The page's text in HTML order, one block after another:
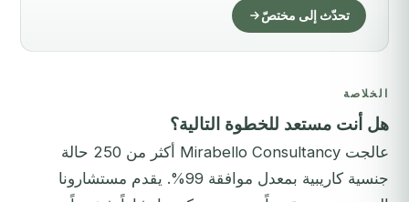
تحدّث إلى مختصّ
الخلاصة
هل أنت مستعد للخطوة التالية؟
عالجت Mirabello Consultancy أكثر من 250 حالة
جنسية كاريبية بمعدل موافقة 99%. يقدم مستشارونا